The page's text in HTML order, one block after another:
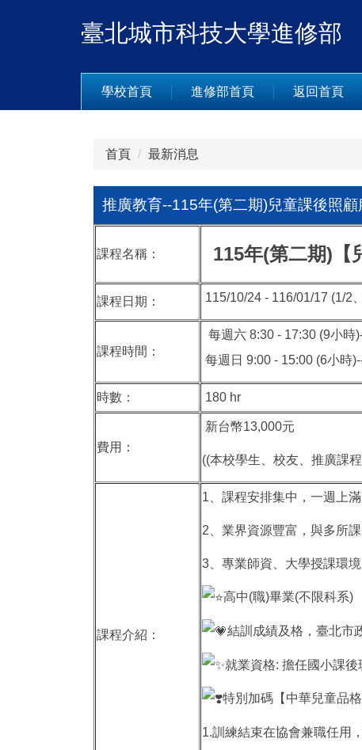
容
臺北城市科技大學進修部
學校首頁 進修部首頁 返回首頁
首頁 最新消息
推廣教育--115年(第二期)兒童課後照
課程名稱： 115年(第二期)【
課程日期： 115/10/24 - 116/01/17 (1/2
課程時間：
每週六 8:30 - 17:30 (9小時
每週日 9:00 - 15:00 (6小時
時數： 180 hr
費用：
新台幣13,000元
((本校學生、校友、推廣課
課程介紹：
1、課程安排集中，一週上
2、業界資源豐富，與多所
3、專業師資、大學授課環境
高中(職)畢業(不限科系)
結訓成績及格，臺北市
就業資格: 擔任國小課
特別加碼【中華兒童品
1.訓練結束在協會兼職任用